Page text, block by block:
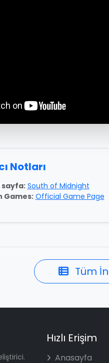
Notları
sayfa: South of Midnight
Games: Official Game Page
Tüm
Hızlı Erişim
Anasayfa